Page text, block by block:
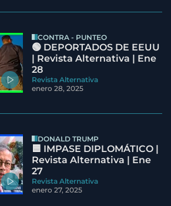
CONTRA - PUNTEO
🟢 DEPORTADOS DE EEUU
| Revista Alternativa | Ene
28
Revista Alternativa
enero 28, 2025
DONALD TRUMP
🟦 IMPASE DIPLOMÁTICO |
Revista Alternativa | Ene
27
Revista Alternativa
enero 27, 2025